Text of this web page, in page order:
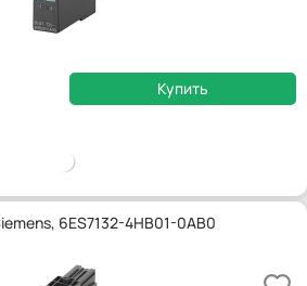
Купить
6ES7132-4HB01-0AB0